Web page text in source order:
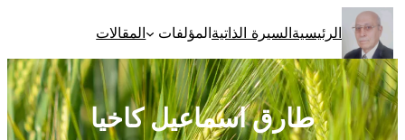
تخطى
إلى
المحتوى
الرئيسيةالسيرة الذاتيةالمؤلفات المقالات
طارق اسماعيل كاخيا